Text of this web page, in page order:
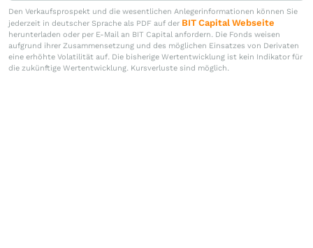
Den Verkaufsprospekt und die wesentlichen Anlegerinformationen können Sie
jederzeit in deutscher Sprache als PDF auf der BIT Capital Webseite
herunterladen oder per E-Mail an BIT Capital anfordern. Die Fonds weisen
aufgrund ihrer Zusammensetzung und des möglichen Einsatzes von Derivaten
eine erhöhte Volatilität auf. Die bisherige Wertentwicklung ist kein Indikator für
die zukünftige Wertentwicklung. Kursverluste sind möglich.